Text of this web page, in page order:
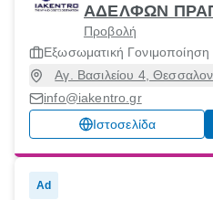
ΑΔΕΛΦΩΝ
Προβολή
Εξωσωματική Γονιμοποίηση
Αγ. Βασιλείου 4,
info@iakentro.gr
Ιστοσελίδα
Ad